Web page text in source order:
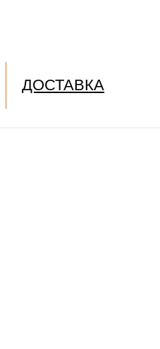
ДОСТАВКА